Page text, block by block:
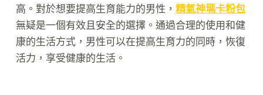
高。對於想要提高生育能力的男性， 精氣神瑪卡粉包
無疑是一個有效且安全的選擇。通過合理的使用和健
康的生活方式，男性可以在提高生育力的同時，恢復
活力，享受健康的生活。